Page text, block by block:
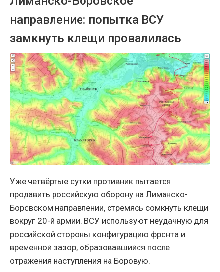
направление: попытка ВСУ
замкнуть клещи провалилась
Уже четвёртые сутки противник пытается
продавить российскую оборону на Лиманско-
Боровском направлении, стремясь сомкнуть клещи
вокруг 20-й армии. ВСУ используют неудачную для
российской стороны конфигурацию фронта и
временной зазор, образовавшийся после
отражения наступления на Боровую.